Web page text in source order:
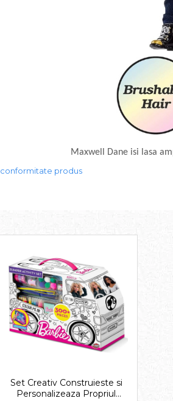
Maxwell Dane isi lasa
produs
Set Creativ Construieste si
Personalizeaza Propriul